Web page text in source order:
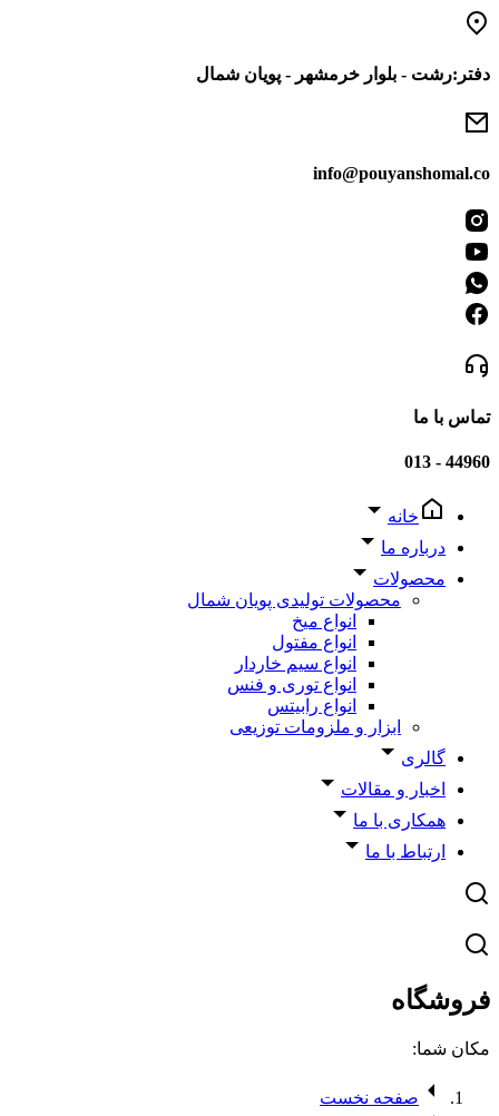
رفتن
به
دفتر:رشت - بلوار خرمشهر - پویان شمال
info@pouyanshomal.co
تماس با ما
44960 - 013
خانه
درباره ما
محصولات
محصولات تولیدی پویان شمال
انواع میخ
انواع مفتول
انواع سیم خاردار
انواع توری و فنس
انواع رابیتس
ابزار و ملزومات توزیعی
گالری
اخبار و مقالات
همکاری با ما
ارتباط با ما
فروشگاه
مکان شما:
صفحه نخست